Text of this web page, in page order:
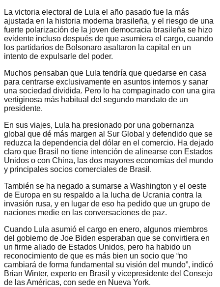
La victoria electoral de Lula el año pasado fue la más
ajustada en la historia moderna brasileña, y el riesgo de una
fuerte polarización de la joven democracia brasileña se hizo
evidente incluso después de que asumiera el cargo, cuando
los partidarios de Bolsonaro asaltaron la capital en un
intento de expulsarle del poder.
Muchos pensaban que Lula tendría que quedarse en casa
para centrarse exclusivamente en asuntos internos y sanar
una sociedad dividida. Pero lo ha compaginado con una gira
vertiginosa más habitual del segundo mandato de un
presidente.
En sus viajes, Lula ha presionado por una gobernanza
global que dé más margen al Sur Global y defendido que se
reduzca la dependencia del dólar en el comercio. Ha dejado
claro que Brasil no tiene intención de alinearse con Estados
Unidos o con China, las dos mayores economías del mundo
y principales socios comerciales de Brasil.
También se ha negado a sumarse a Washington y el oeste
de Europa en su respaldo a la lucha de Ucrania contra la
invasión rusa, y en lugar de eso ha pedido que un grupo de
naciones medie en las conversaciones de paz.
Cuando Lula asumió el cargo en enero, algunos miembros
del gobierno de Joe Biden esperaban que se convirtiera en
un firme aliado de Estados Unidos, pero ha habido un
reconocimiento de que es más bien un socio que “no
cambiará de forma fundamental su visión del mundo”, indicó
Brian Winter, experto en Brasil y vicepresidente del Consejo
de las Américas, con sede en Nueva York.